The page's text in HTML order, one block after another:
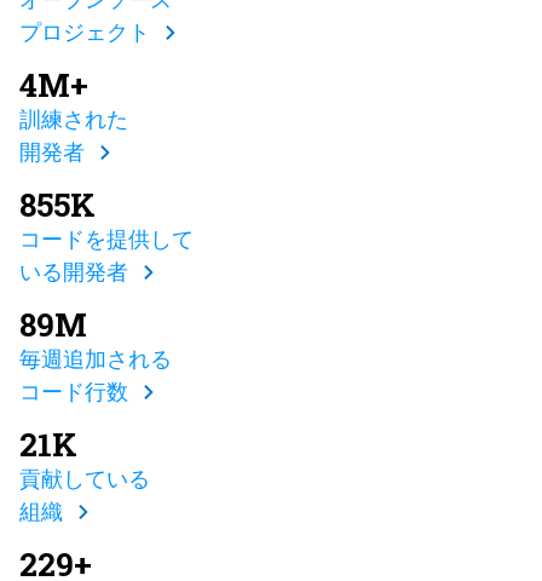
プロジェクト
4M+
訓練された
開発者
855K
コードを提供して
いる開発者
89M
毎週追加される
コード行数
21K
貢献している
組織
229+